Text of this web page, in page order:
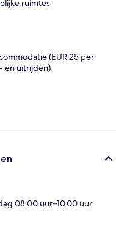
ruimtes
(EUR 25 per
en uitrijden)
08.00 uur–10.00 uur